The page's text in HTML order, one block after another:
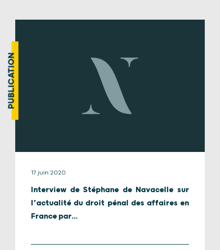
PUBLICATION
17 juin 2020
Interview de Stéphane de Navacelle sur
l’actualité du droit pénal des affaires en
France par...